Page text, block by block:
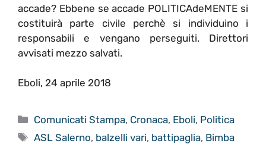
accade? Ebbene se accade POLITICAdeMENTE si
costituirà parte civile perchè si individuino i
responsabili e vengano perseguiti. Direttori
avvisati mezzo salvati.
Eboli, 24 aprile 2018
Categorie
Comunicati Stampa, Cronaca, Eboli, Politica
Tag
ASL Salerno, balzelli vari, battipaglia, Bimba